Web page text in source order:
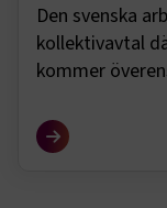
Den svenska
kollektivavtal
kommer
varje
modellen?